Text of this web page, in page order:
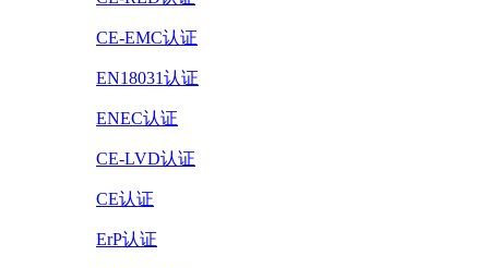
CE-EMC认证
EN18031认证
ENEC认证
CE-LVD认证
CE认证
ErP认证